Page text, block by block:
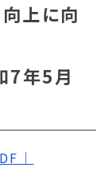
上に向
月
｜